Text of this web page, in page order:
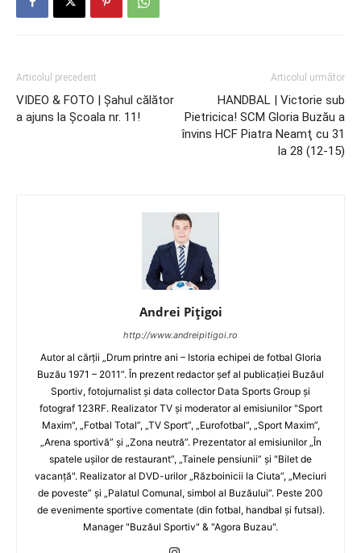
Articolul precedent
VIDEO & FOTO | Şahul călător
a ajuns la Şcoala nr. 11!
Articolul următor
HANDBAL | Victorie sub
Pietricica! SCM Gloria Buzău a
învins HCF Piatra Neamţ cu 31
la 28 (12-15)
Andrei Pițigoi
http://www.andreipitigoi.ro
Autor al cărţii „Drum printre ani – Istoria echipei de fotbal Gloria
Buzău 1971 – 2011”. În prezent redactor şef al publicaţiei Buzăul
Sportiv, fotojurnalist şi data collector Data Sports Group şi
fotograf 123RF. Realizator TV şi moderator al emisiunilor "Sport
Maxim", „Fotbal Total”, „TV Sport”, „Eurofotbal”, „Sport Maxim”,
„Arena sportivă” şi „Zona neutră”. Prezentator al emisiunilor „În
spatele uşilor de restaurant”, „Tainele pensiunii” şi "Bilet de
vacanţă". Realizator al DVD-urilor „Războinicii la Ciuta”, „Meciuri
de poveste” şi „Palatul Comunal, simbol al Buzăului”. Peste 200
de evenimente sportive comentate (din fotbal, handbal şi futsal).
Manager "Buzăul Sportiv" & "Agora Buzau".